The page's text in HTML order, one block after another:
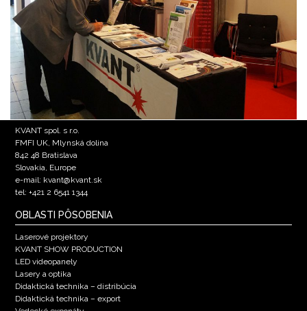
KVANT spol. s r.o.
FMFI UK, Mlynská dolina
842 48 Bratislava
Slovakia, Europe
e-mail: kvant@kvant.sk
tel: +421 2 6541 1344
OBLASTI PÔSOBENIA
Laserové projektory
KVANT SHOW PRODUCTION
LED videopanely
Lasery a optika
Didaktická technika – distribúcia
Didaktická technika – export